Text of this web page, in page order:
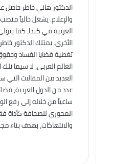
الدكتور هاني خاطر حاصل
والإعلام. يشغل حالياً
العربية في كندا، كما
الأخرى. يمتلك الدكتور
تغطية قضايا الفساد
العالم العربي، لا سيما
العديد من المقالات التي
عدد من الدول العربية،
ساعياً من خلاله إلى رفع
المحوري للصحافة كأداة
والانتهاكات، بهدف بناء